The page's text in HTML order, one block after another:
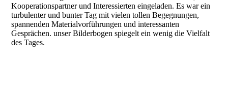
Kooperationspartner und Interessierten eingeladen. Es war ein
turbulenter und bunter Tag mit vielen tollen Begegnungen,
spannenden Materialvorführungen und interessanten
Gesprächen. unser Bilderbogen spiegelt ein wenig die Vielfalt
des Tages.